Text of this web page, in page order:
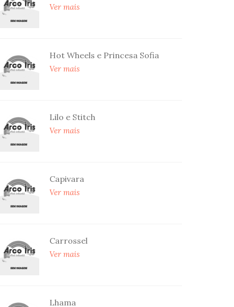
Ver mais
Hot Wheels e Princesa Sofia
Ver mais
Lilo e Stitch
Ver mais
Capivara
Ver mais
Carrossel
Ver mais
Lhama